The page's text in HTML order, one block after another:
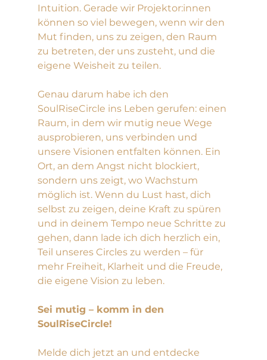
Intuition. Gerade wir Projektor:innen
können so viel bewegen, wenn wir den
Mut finden, uns zu zeigen, den Raum
zu betreten, der uns zusteht, und die
eigene Weisheit zu teilen.
Genau darum habe ich den
SoulRiseCircle ins Leben gerufen: einen
Raum, in dem wir mutig neue Wege
ausprobieren, uns verbinden und
unsere Visionen entfalten können. Ein
Ort, an dem Angst nicht blockiert,
sondern uns zeigt, wo Wachstum
möglich ist. Wenn du Lust hast, dich
selbst zu zeigen, deine Kraft zu spüren
und in deinem Tempo neue Schritte zu
gehen, dann lade ich dich herzlich ein,
Teil unseres Circles zu werden – für
mehr Freiheit, Klarheit und die Freude,
die eigene Vision zu leben.
Sei mutig – komm in den
SoulRiseCircle!
Melde dich jetzt an und entdecke